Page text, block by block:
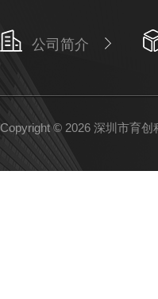
公司简介
Copyright © 2026 深圳市育